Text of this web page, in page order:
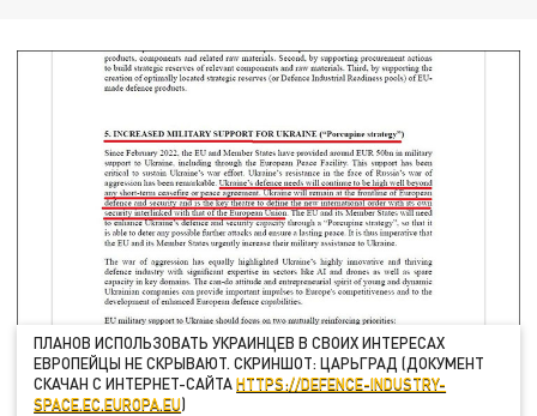
ПЛАНОВ ИСПОЛЬЗОВАТЬ УКРАИНЦЕВ В СВОИХ ИНТЕРЕСАХ
ЕВРОПЕЙЦЫ НЕ СКРЫВАЮТ. СКРИНШОТ: ЦАРЬГРАД (ДОКУМЕНТ
СКАЧАН С ИНТЕРНЕТ-САЙТАHTTPS://DEFENCE-INDUSTRY-
SPACE.EC.EUROPA.EU)